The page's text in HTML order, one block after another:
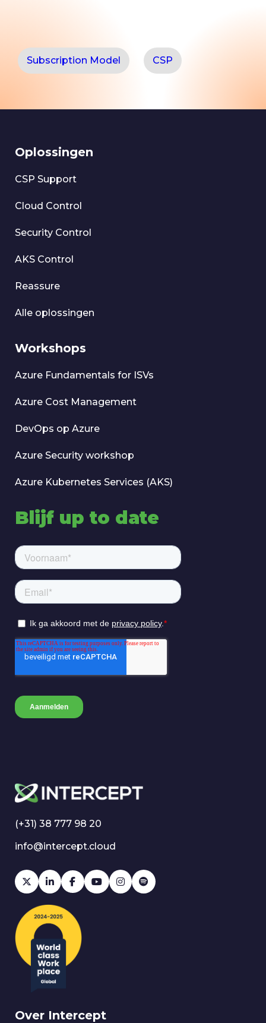
Subscription Model CSP
Oplossingen
CSP Support
Cloud Control
Security Control
AKS Control
Reassure
Alle oplossingen
Workshops
Azure Fundamentals for ISVs
Azure Cost Management
DevOps op Azure
Azure Security workshop
Azure Kubernetes Services (AKS)
Over Intercept
(+31) 38 777 98 20
info@intercept.cloud
Blijf up to date